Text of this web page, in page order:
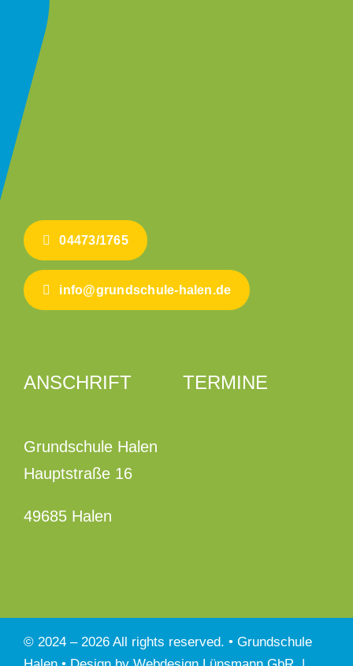
04473/1765
info@grundschule-halen.de
ANSCHRIFT
Grundschule Halen
Hauptstraße 16
49685 Halen
TERMINE
© 2024 – 2026 All rights reserved. • Grundschule